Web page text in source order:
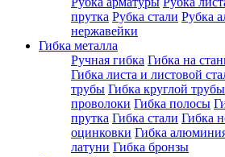
прутка Рубка стали Рубка
нержавейки
Гибка металла
Ручная гибка Гибка на
Гибка листа и листовой
трубы Гибка круглой трубы
проволоки Гибка полосы
прутка Гибка стали Гибка
оцинковки Гибка
латуни Гибка бронзы